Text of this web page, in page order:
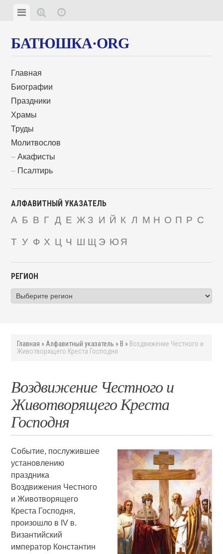
БАТЮШКА·ORG
Главная
Биографии
Праздники
Храмы
Труды
Молитвослов
Акафисты
Псалтирь
АЛФАВИТНЫЙ УКАЗАТЕЛЬ
А Б В Г Д Е Ж З И Й К Л М Н О П Р С
Т У Ф Х Ц Ч Ш Щ Э ЮЯ
РЕГИОН
Главная »Алфавитный указатель » В » Воздвижение Честного и
Животворящего Креста Господня
Воздвижение Честного и
Животворящего Креста
Господня
Событие, послужившее
установлению
праздника
Воздвижения Честного
и Животворящего
Креста Господня,
произошло в IV в.
Византийский
император Константин